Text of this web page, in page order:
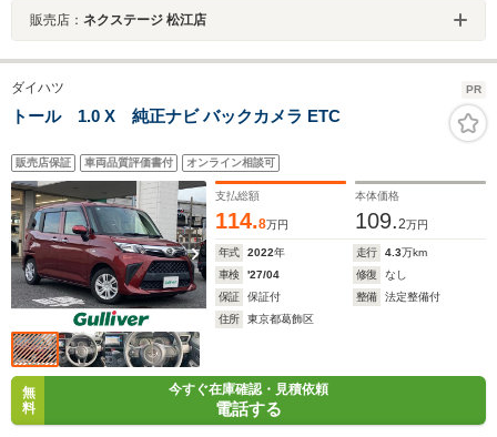
販売店： ネクステージ 松江店
ダイハツ PR
トール 1.0 X 純正ナビ バックカメラ ETC
販売店保証 車両品質評価書付 オンライン相談可
支払総額
114.8万円
本体価格
109.2万円
年式 2022年 走行 4.3万km
車検
'27/04 修復
なし
保証
保証付 整備
法定整備付
住所
東京都葛飾区
無
料
今すぐ在庫確認・見積依頼
電話する